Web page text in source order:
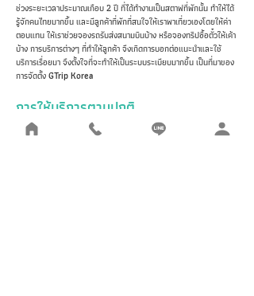
ช่วงระยะเวลาประมาณเกือบ 2 ปี ที่ได้ทำงานเป็นสตาฟที่พักนั้น ทำให้ได้
รู้จักคนไทยมากขึ้น และมีลูกค้าที่พักที่สนใจให้เราพาเที่ยวเองโดยให้ค่า
ตอบแทน ให้เราช่วยจองรถรับส่งสนามบินบ้าง หรือจองทริปซื้อตั๋วให้เค้า
บ้าง การบริการต่างๆ ที่ทำให้ลูกค้า จึงเกิดการบอกต่อแนะนำและใช้
บริการเรื่อยมา จึงตั้งใจที่จะทำให้เป็นระบบระเบียบมากขึ้น เป็นที่มาของ
การจัดตั้งGTrip Korea
การให้บริการตามปกติ
โดยการท่องเที่ยวประเทศเกาหลีใต้
แบ่งเป็นช่วง High Season (7 เดือน)